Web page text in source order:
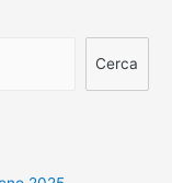
Cerca